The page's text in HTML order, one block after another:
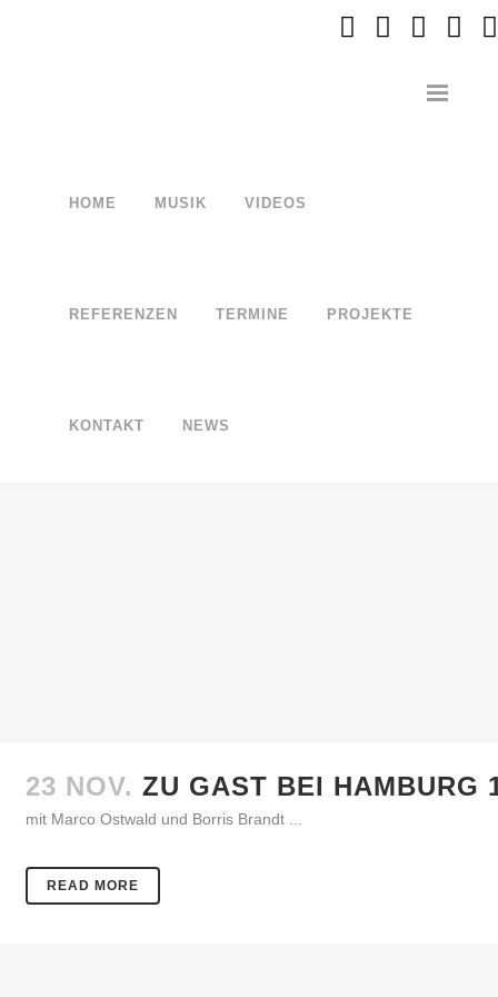
HOME MUSIK VIDEOS
REFERENZEN TERMINE PROJEKTE
KONTAKT NEWS
23 NOV. ZU GAST BEI HAMBURG
mit Marco Ostwald und Borris Brandt ...
READ MORE